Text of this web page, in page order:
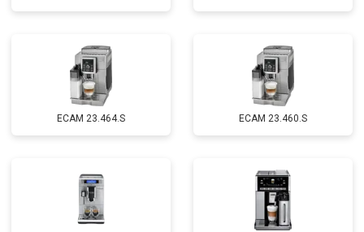
EСAM 23.464.S EСAM 23.460.S